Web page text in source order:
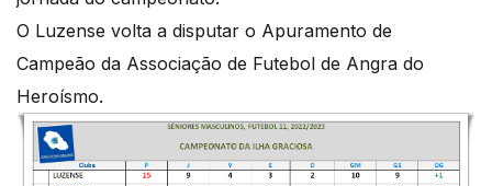
O Luzense volta a disputar o Apuramento de
Campeão da Associação de Futebol de Angra do
Heroísmo.